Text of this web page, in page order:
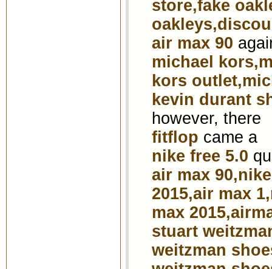
store,fake
air max 90
michael
kors
kevin durant
however, there
fitflop came a
nike free 5.0
air max
2015,air max
max
stuart
weitzman